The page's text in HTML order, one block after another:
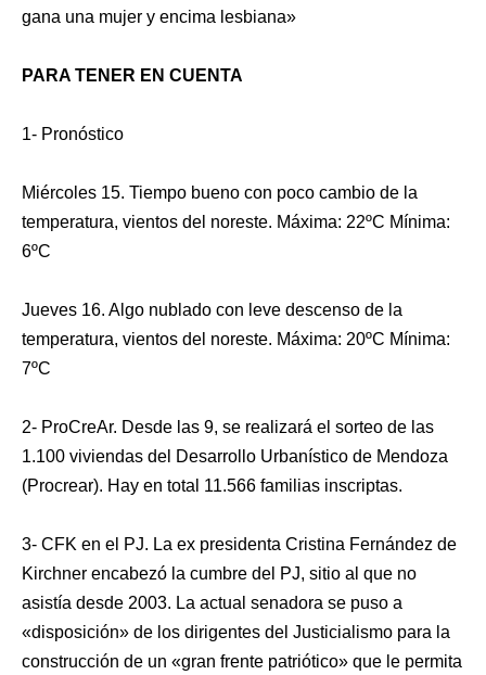
gana una mujer y encima lesbiana»
PARA TENER EN CUENTA
1- Pronóstico
Miércoles 15. Tiempo bueno con poco cambio de la
temperatura, vientos del noreste. Máxima: 22ºC Mínima:
6ºC
Jueves 16. Algo nublado con leve descenso de la
temperatura, vientos del noreste. Máxima: 20ºC Mínima:
7ºC
2- ProCreAr. Desde las 9, se realizará el sorteo de las
1.100 viviendas del Desarrollo Urbanístico de Mendoza
(Procrear). Hay en total 11.566 familias inscriptas.
3- CFK en el PJ. La ex presidenta Cristina Fernández de
Kirchner encabezó la cumbre del PJ, sitio al que no
asistía desde 2003. La actual senadora se puso a
«disposición» de los dirigentes del Justicialismo para la
construcción de un «gran frente patriótico» que le permita